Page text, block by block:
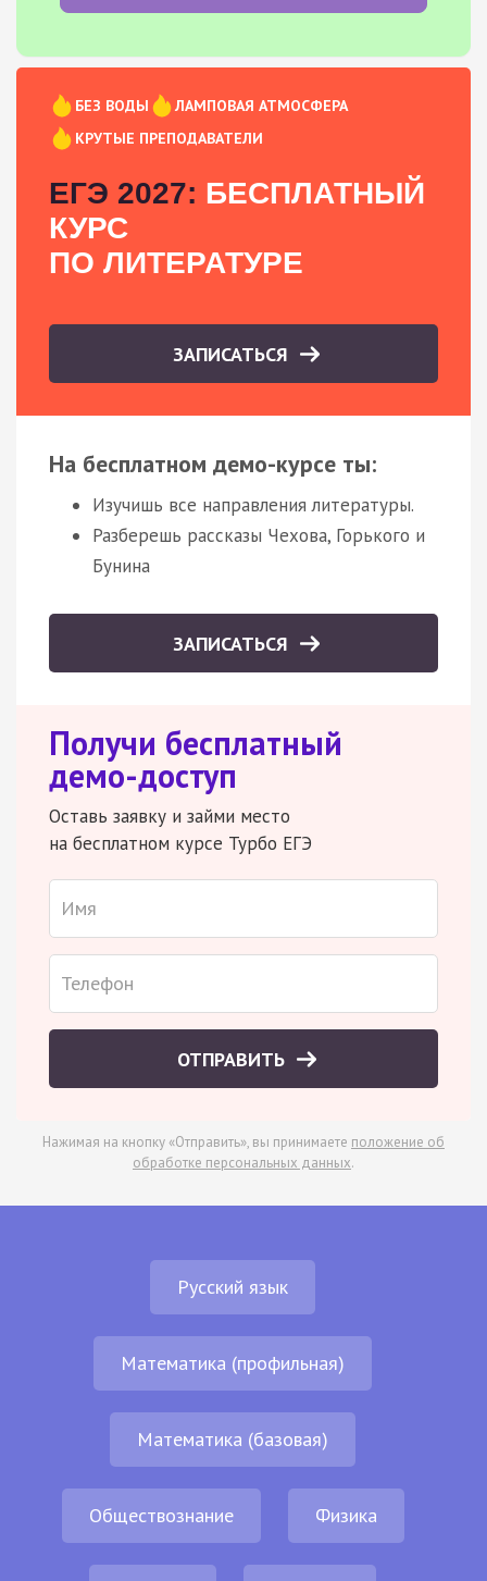
БЕЗ ВОДЫ
ЛАМПОВАЯ АТМОСФЕРА
КРУТЫЕ ПРЕПОДАВАТЕЛИ
ЕГЭ 2027: БЕСПЛАТНЫЙ
КУРС
ПО ЛИТЕРАТУРЕ
ЗАПИСАТЬСЯ
На бесплатном демо-курсе ты:
Изучишь все направления литературы.
Разберешь рассказы Чехова, Горького и
Бунина
ЗАПИСАТЬСЯ
Получи бесплатный
демо-доступ
Оставь заявку и займи место
на бесплатном курсе Турбо ЕГЭ
ОТПРАВИТЬ
Нажимая на кнопку «Отправить», вы принимаете положение об
обработке персональных данных.
Русский язык
Математика (профильная)
Математика (базовая)
Обществознание Физика